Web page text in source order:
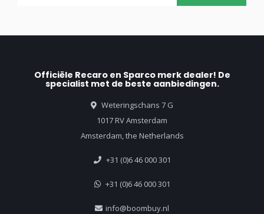
Officiële Recaro en Sparco merk dealer! De
specialist met de beste aanbiedingen.
Weteringschans 7 G
1017 RV Amsterdam
Amsterdam, the Netherlands
+31 (0)6 46 000 301
+31 (0)6 46 000 301
info@boombuy.nl